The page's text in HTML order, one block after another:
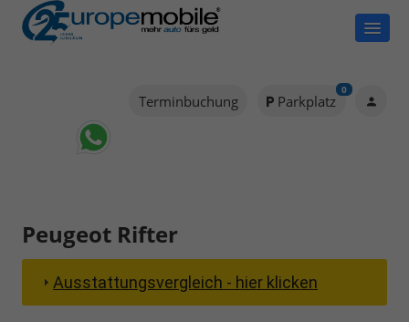
Terminbuchung Parkplatz
0
Peugeot Rifter
Ausstattungsvergleich - hier klicken